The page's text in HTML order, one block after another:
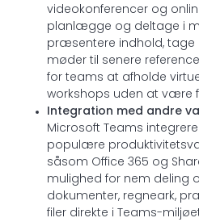
videokonferencer og
planlægge og deltage i
præsentere indhold,
møder til senere
for teams at afholde
workshops uden at være
Integration med andre
Microsoft Teams
populære
såsom Office 365 og
mulighed for nem deling
dokumenter, regneark,
filer direkte i Teams-